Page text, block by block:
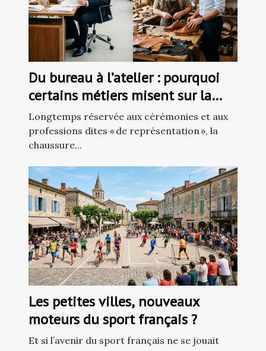
Du bureau à l’atelier : pourquoi
certains métiers misent sur la
chaussure sur-mesure
Longtemps réservée aux cérémonies et aux
professions dites « de représentation », la
chaussure...
Les petites villes, nouveaux
moteurs du sport français ?
Et si l’avenir du sport français ne se jouait